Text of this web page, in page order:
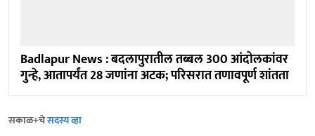
Badlapur News : बदलापुरातील तब्बल 300 आंदोलकांवर
गुन्हे, आतापर्यंत 28 जणांना अटक; परिसरात तणावपूर्ण शांतता
सकाळ+चेसदस्य व्हा